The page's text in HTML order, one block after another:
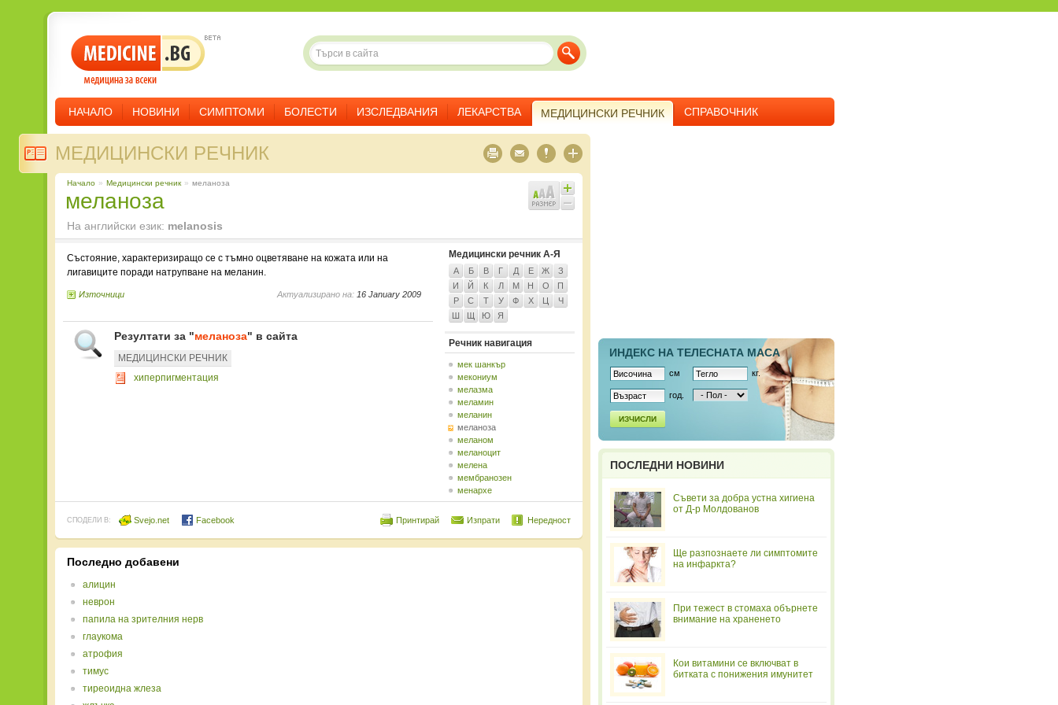
НАЧАЛО НОВИНИ СИМПТОМИ БОЛЕСТИ ИЗСЛЕДВАНИЯ ЛЕКАРСТВА МЕДИЦИНСКИ РЕЧНИК СПРАВОЧНИК
МЕДИЦИНСКИ РЕЧНИК
Начало » Медицински речник » меланоза
меланоза
На английски език: melanosis
Състояние, характеризиращо се с тъмно оцветяване на кожата или на
лигавиците поради натрупване на меланин.
Източници Актуализирано на: 16 January 2009
Резултати за "меланоза" в сайта
МЕДИЦИНСКИ РЕЧНИК
хиперпигментация
Медицински речник А-Я
А Б В Г Д Е Ж
З
И
Й К Л М Н О
П
Р
С Т У Ф Х Ц
Ч
Ш
Щ Ю Я
Речник навигация
мек шанкър
мекониум
мелазма
меламин
меланин
меланоза
меланом
меланоцит
мелена
мембранозен
менархе
СПОДЕЛИ В: Нередност
Изпрати
Принтирай
Svejo.net Facebook
Последно добавени
алицин
неврон
папила на зрителния нерв
глаукома
атрофия
тимус
тиреоидна жлеза
ИНДЕКС НА ТЕЛЕСНAТА МАСА
см кг.
год.
ИЗЧИСЛИ
ПОСЛЕДНИ НОВИНИ
Съвети за добра устна хигиена
от Д-р Молдованов
Ще разпознаете ли симптомите
на инфаркта?
При тежест в стомаха обърнете
внимание на храненето
Кои витамини се включват в
битката с понижения имунитет